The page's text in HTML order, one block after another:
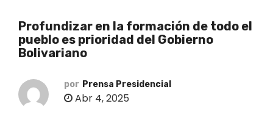
Profundizar en la formación de todo el
pueblo es prioridad del Gobierno
Bolivariano
por Prensa Presidencial
Abr 4, 2025